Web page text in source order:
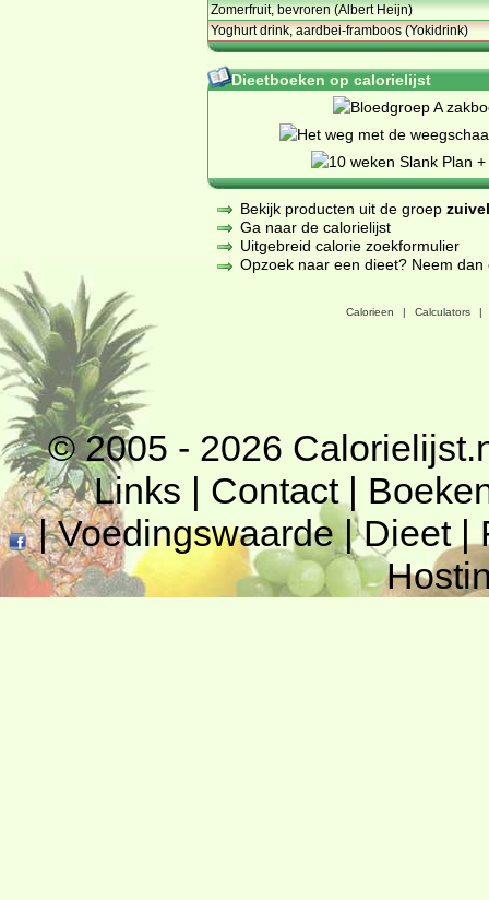
Zomerfruit, bevroren (Albert Heijn)
Yoghurt drink, aardbei-framboos (Yokidrink)
Dieetboeken op calorielijst
Bekijk producten uit de groep
Ga naar de calorielijst
Uitgebreid calorie zoekformulier
Opzoek naar een dieet? Neem
Calorieen | Calculators |
© 2005 - 2026
Links | Contact|
|Voedingswaarde|Dieet|